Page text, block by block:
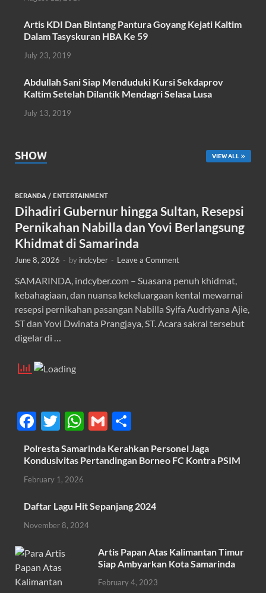
k
Artis KDI Dan Bintang Pantura Goyang Kejati Kaltim
Dalam Tasyskuran HBA Ke 59
July 23, 2019
Abdullah Sani Siap Menduduki Kursi Sekdaprov
Kaltim Setelah Dilantik Mendagri Selasa Lusa
July 13, 2019
SHOW VIEW ALL
BERANDA / ENTERTAINMENT
Dihadiri Gubernur hingga Sultan, Resepsi
Pernikahan Nabilla dan Yovi Berlangsung
Khidmat di Samarinda
June 8, 2026 - by indcyber - Leave a Comment
SAMARINDA, indcyber.com – Suasana penuh khidmat,
kebahagiaan, dan nuansa kekeluargaan kental mewarnai
resepsi pernikahan pasangan Nabilla Syifa Audriyana Ajie,
ST dan Yovi Dwinata Prangjaya, ST. Acara sakral tersebut
digelar di …
F
ac
e
b
o
o
k
T
w
itt
er
W
h
at
A
p
p
G
m
ail
h
ar
Polresta Samarinda Kerahkan Personel Jaga
Kondusivitas Pertandingan Borneo FC Kontra PSIM
February 1, 2026
Daftar Lagu Hit Sepanjang 2024
November 8, 2024
Artis Papan Atas Kalimantan Timur
Siap Ambyarkan Kota Samarinda
February 4, 2023